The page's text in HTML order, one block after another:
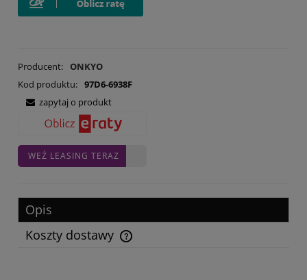
Producent: ONKYO
Kod produktu: 97D6-6938F
zapytaj o produkt
WEŹ LEASING TERAZ
Opis
Koszty dostawy
Cena nie zawiera ewentualnych kosztów płatności